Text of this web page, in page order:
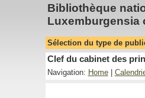
Bibliothèque
Luxemburgensia
Sélection du type de
Clef du cabinet des
Navigation: Home|